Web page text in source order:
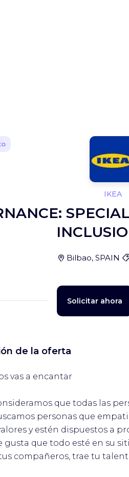
IKEA
Bilbao, SPAIN
Solicitar ahora
de la oferta
vas a encantar
que todas las
personas que
y estén dispuestos a
gusta que todo esté en su
compañeros, trae tu